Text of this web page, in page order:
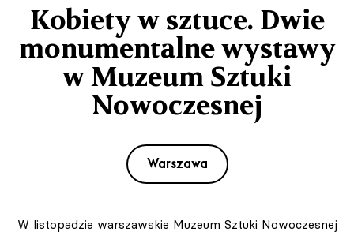
Kobiety w sztuce. Dwie
monumentalne wystawy
w Muzeum Sztuki
Nowoczesnej
Warszawa
W listopadzie warszawskie Muzeum Sztuki Nowoczesnej